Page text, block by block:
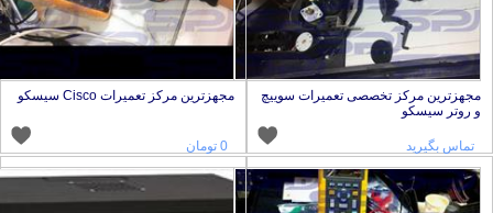
مرکز تخصصی تعمیرات سوییچ
روتر سیسکو
تماس بگیرید
مجهزترین مرکز تعمیرات Cisco سیسکو